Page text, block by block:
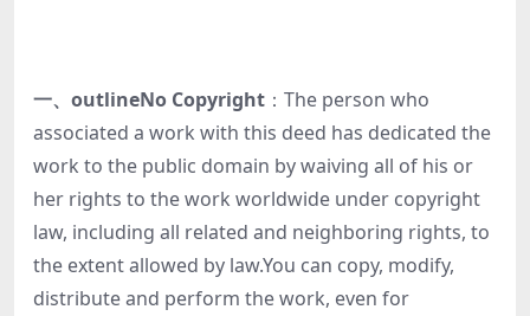
一、outlineNo Copyright ：The person who
associated a work with this deed has dedicated the
work to the public domain by waiving all of his or
her rights to the work worldwide under copyright
law, including all related and neighboring rights, to
the extent allowed by law.You can copy, modify,
distribute and perform the work, even for